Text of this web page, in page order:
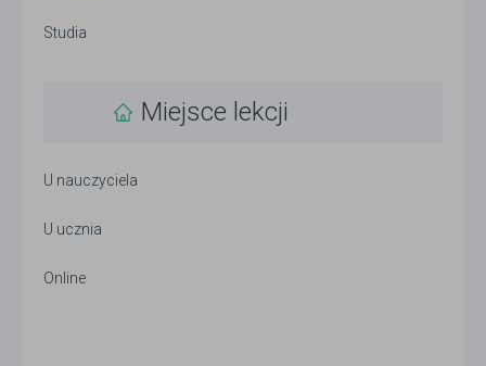
Studia
Miejsce lekcji
U nauczyciela
U ucznia
Online